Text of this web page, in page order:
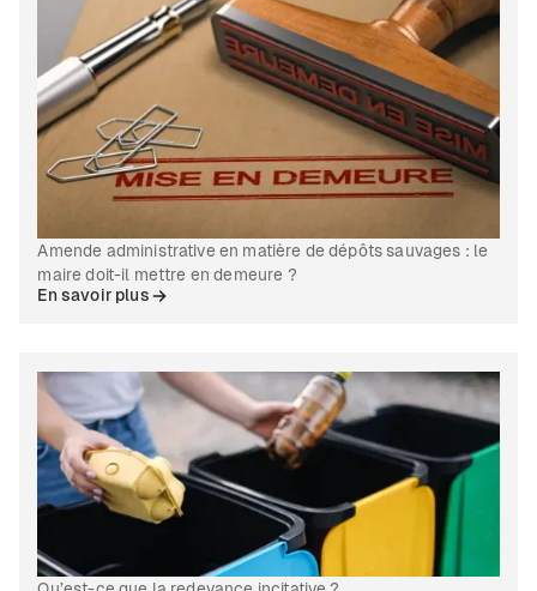
Amende administrative en matière de dépôts sauvages : le
maire doit-il mettre en demeure ?
En savoir plus